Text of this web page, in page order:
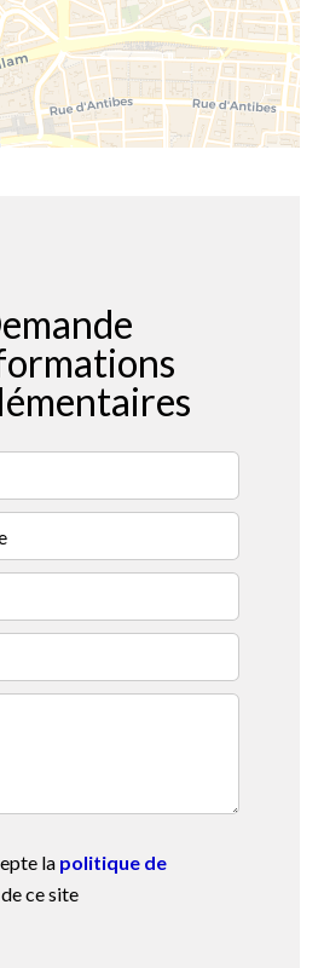
la politique de
de ce site